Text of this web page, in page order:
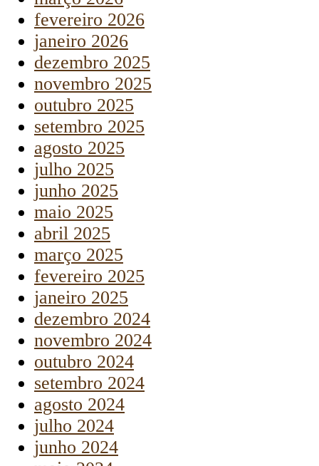
fevereiro 2026
janeiro 2026
dezembro 2025
novembro 2025
outubro 2025
setembro 2025
agosto 2025
julho 2025
junho 2025
maio 2025
abril 2025
março 2025
fevereiro 2025
janeiro 2025
dezembro 2024
novembro 2024
outubro 2024
setembro 2024
agosto 2024
julho 2024
junho 2024